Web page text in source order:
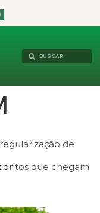
de
que chegam